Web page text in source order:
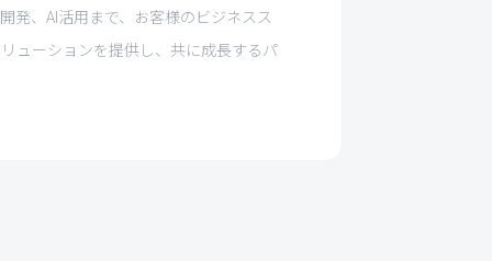
発、AI活用まで、お客様のビジネスス
ューションを提供し、共に成長するパ